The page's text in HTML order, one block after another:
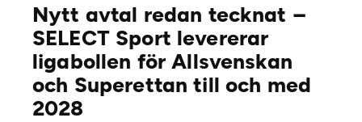
Nytt avtal redan tecknat –
SELECT Sport levererar
ligabollen för Allsvenskan
och Superettan till och med
2028